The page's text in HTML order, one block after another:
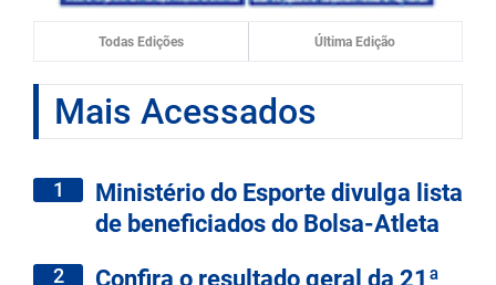
Todas Edições Última Edição
Mais Acessados
1
Ministério do Esporte divulga lista
de beneficiados do Bolsa-Atleta
2
Confira o resultado geral da 21ª